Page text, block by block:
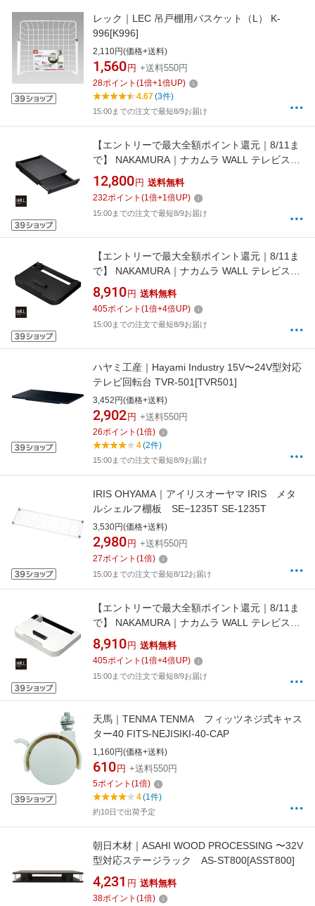
レック｜LEC 吊戸棚用バスケット（L） K-
996[K996]
2,110円(価格+送料)
1,560 円 +送料550円
28ポイント (1倍+1倍UP)
4.67(3件)
15:00までの注文で最短8/9お届け
【エントリーで最大全額ポイント還元｜8/11ま
で】 NAKAMURA｜ナカムラ WALL テレビスタ
ンド V2・V3・V5対応 収納付きゲーム機棚板
サテンブラック D05000025
12,800 円 送料無料
232ポイント (1倍+1倍UP)
15:00までの注文で最短8/9お届け
【エントリーで最大全額ポイント還元｜8/11ま
で】 NAKAMURA｜ナカムラ WALL テレビスタ
ンドV3・V2・V5対応 ポータブルゲーム機ホル
ダー サテンブラック D05000029
8,910 円 送料無料
405ポイント (1倍+4倍UP)
15:00までの注文で最短8/9お届け
ハヤミ工産｜Hayami Industry 15V〜24V型対応
テレビ回転台 TVR-501[TVR501]
3,452円(価格+送料)
2,902 円 +送料550円
26ポイント (1倍)
4(2件)
15:00までの注文で最短8/9お届け
IRIS OHYAMA｜アイリスオーヤマ IRIS メタ
ルシェルフ棚板 SE−1235T SE-1235T
3,530円(価格+送料)
2,980 円 +送料550円
27ポイント (1倍)
15:00までの注文で最短8/12お届け
【エントリーで最大全額ポイント還元｜8/11ま
で】 NAKAMURA｜ナカムラ WALL テレビスタ
ンド V3・V2・V5対応 ポータブルゲーム機ホル
ダー サテンホワイト D05000028
8,910 円 送料無料
405ポイント (1倍+4倍UP)
15:00までの注文で最短8/9お届け
天馬｜TENMA TENMA フィッツネジ式キャス
ター40 FITS-NEJISIKI-40-CAP
1,160円(価格+送料)
610 円 +送料550円
5ポイント (1倍)
4(1件)
約10日で出荷予定
朝日木材｜ASAHI WOOD PROCESSING 〜32V
型対応ステージラック AS-ST800[ASST800]
4,231 円 送料無料
38ポイント (1倍)